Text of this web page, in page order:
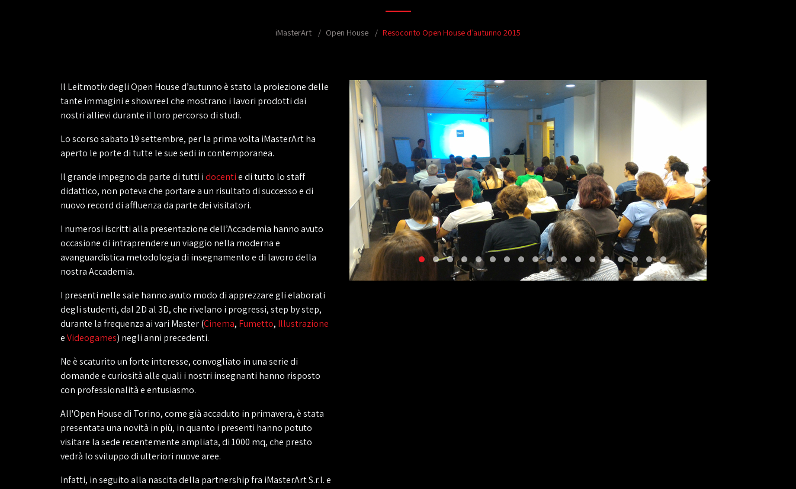
iMasterArt Open House Resoconto Open House d’autunno 2015
Il Leitmotiv degli Open House d’autunno è stato la proiezione delle
tante immagini e showreel che mostrano i lavori prodotti dai
nostri allievi durante il loro percorso di studi.
Lo scorso sabato 19 settembre, per la prima volta iMasterArt ha
aperto le porte di tutte le sue sedi in contemporanea.
Il grande impegno da parte di tutti idocentie di tutto lo staff
didattico, non poteva che portare a un risultato di successo e di
nuovo record di affluenza da parte dei visitatori.
I numerosi iscritti alla presentazione dell’Accademia hanno avuto
occasione di intraprendere un viaggio nella moderna e
avanguardistica metodologia di insegnamento e di lavoro della
nostra Accademia.
I presenti nelle sale hanno avuto modo di apprezzare gli elaborati
degli studenti, dal 2D al 3D, che rivelano i progressi, step by step,
durante la frequenza ai vari Master (Cinema, Fumetto, Illustrazione
eVideogames) negli anni precedenti.
Ne è scaturito un forte interesse, convogliato in una serie di
domande e curiosità alle quali i nostri insegnanti hanno risposto
con professionalità e entusiasmo.
All'Open House di Torino, come già accaduto in primavera, è stata
presentata una novità in più, in quanto i presenti hanno potuto
visitare la sede recentemente ampliata, di 1000 mq, che presto
vedrà lo sviluppo di ulteriori nuove aree.
Infatti, in seguito alla nascita della partnership fra iMasterArt S.r.l. e